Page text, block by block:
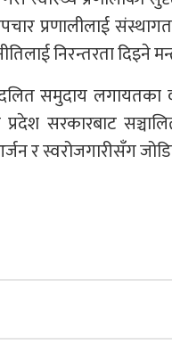
प्रणालीलाई
निरन्तरता दिइने
समुदाय लगायतका
सरकारबाट
र स्वरोजगारीसँग